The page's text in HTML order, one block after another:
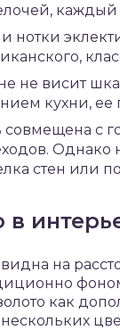
каждый
и нотки
не висит
кухни,
совмещена с
стен или
в
на
как